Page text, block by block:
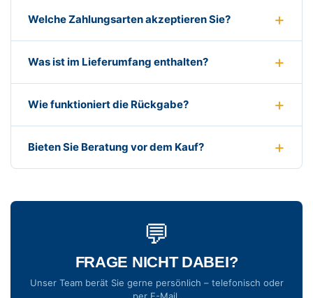
Welche Zahlungsarten akzeptieren Sie?
Was ist im Lieferumfang enthalten?
Wie funktioniert die Rückgabe?
Bieten Sie Beratung vor dem Kauf?
💬
FRAGE NICHT DABEI?
Unser Team berät Sie gerne persönlich – telefonisch oder